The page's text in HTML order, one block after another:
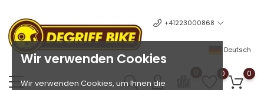
Wir verwenden Cookies
Wir verwenden Cookies, um Ihnen die
+41223000868
Deutsch
0 0